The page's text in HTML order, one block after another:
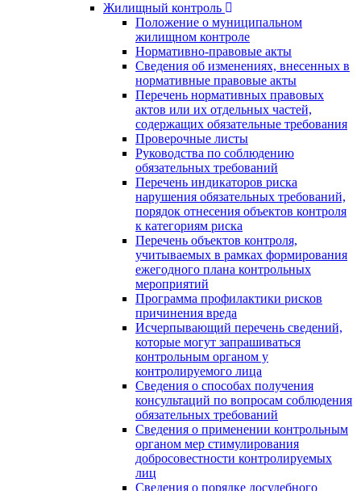
Жилищный контроль
Положение о муниципальном
жилищном контроле
Нормативно-правовые акты
Сведения об изменениях, внесенных в
нормативные правовые акты
Перечень нормативных правовых
актов или их отдельных частей,
содержащих обязательные требования
Проверочные листы
Руководства по соблюдению
обязательных требований
Перечень индикаторов риска
нарушения обязательных требований,
порядок отнесения объектов контроля
к категориям риска
Перечень объектов контроля,
учитываемых в рамках формирования
ежегодного плана контрольных
мероприятий
Программа профилактики рисков
причинения вреда
Исчерпывающий перечень сведений,
которые могут запрашиваться
контрольным органом у
контролируемого лица
Сведения о способах получения
консультаций по вопросам соблюдения
обязательных требований
Сведения о применении контрольным
органом мер стимулирования
добросовестности контролируемых
лиц
Сведения о порядке досудебного